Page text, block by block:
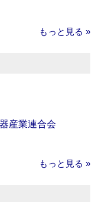
もっと見る »
産業連合会
もっと見る »